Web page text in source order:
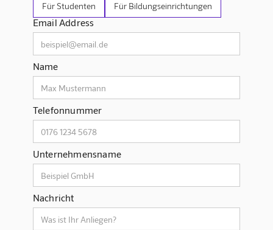
Für Studenten Für Bildungseinrichtungen
Email Address
Name
Telefonnummer
Unternehmensname
Nachricht